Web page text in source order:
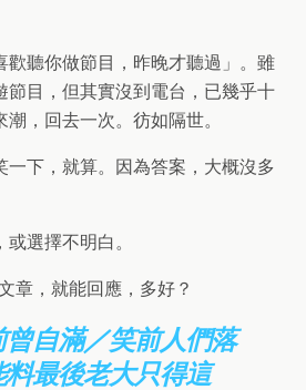
歡聽你做節目，昨晚才聽過」。雖
節目，但其實沒到電台，已幾乎十
，回去一次。彷如隔世。
一下，就算。因為答案，大概沒多
選擇不明白。
章，就能回應，多好？
曾自滿／笑前人們落
最後老大只得這